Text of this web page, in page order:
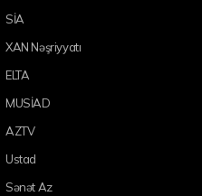
SİA
XAN Nəşriyyatı
ELTA
MUSİAD
AZTV
Ustad
Sənət Az